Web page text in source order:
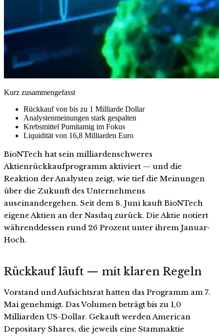
Kurz zusammengefasst
Rückkauf von bis zu 1 Milliarde Dollar
Analystenmeinungen stark gespalten
Krebsmittel Pumitamig im Fokus
Liquidität von 16,8 Milliarden Euro
BioNTech hat sein milliardenschweres
Aktienrückkaufprogramm aktiviert — und die
Reaktion der Analysten zeigt, wie tief die Meinungen
über die Zukunft des Unternehmens
auseinandergehen. Seit dem 8. Juni kauft BioNTech
eigene Aktien an der Nasdaq zurück. Die Aktie notiert
währenddessen rund 26 Prozent unter ihrem Januar-
Hoch.
Rückkauf läuft — mit klaren Regeln
Vorstand und Aufsichtsrat hatten das Programm am 7.
Mai genehmigt. Das Volumen beträgt bis zu 1,0
Milliarden US-Dollar. Gekauft werden American
Depositary Shares, die jeweils eine Stammaktie